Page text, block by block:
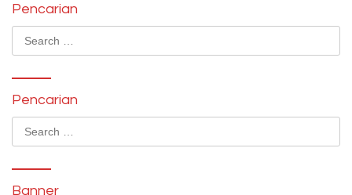
Pencarian
Search
for:
Pencarian
Search
for:
Banner